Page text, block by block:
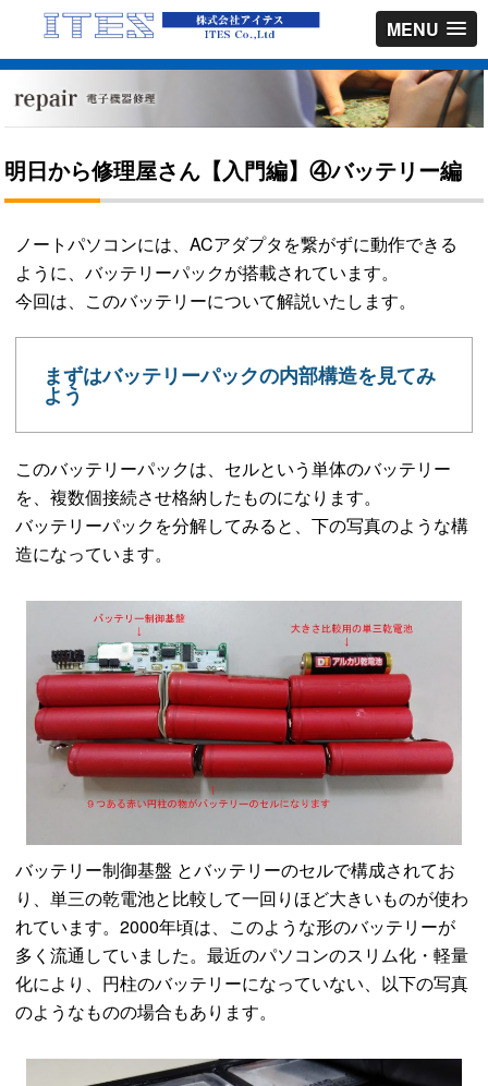
MENU
明日から修理屋さん【入門編】④バッテリー編
ノートパソコンには、ACアダプタを繋がずに動作できる
ように、バッテリーパックが搭載されています。
今回は、このバッテリーについて解説いたします。
まずはバッテリーパックの内部構造を見てみ
よう
このバッテリーパックは、セルという単体のバッテリー
を、複数個接続させ格納したものになります。
バッテリーパックを分解してみると、下の写真のような構
造になっています。
バッテリー制御基盤 とバッテリーのセルで構成されてお
り、単三の乾電池と比較して一回りほど大きいものが使わ
れています。2000年頃は、このような形のバッテリーが
多く流通していました。最近のパソコンのスリム化・軽量
化により、円柱のバッテリーになっていない、以下の写真
のようなものの場合もあります。